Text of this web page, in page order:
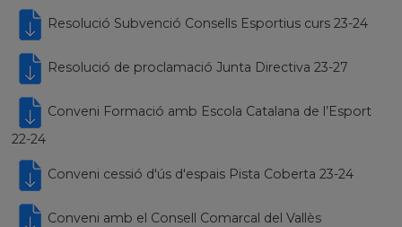
Resolució Subvenció Consells Esportius curs 23-24
Resolució de proclamació Junta Directiva 23-27
Conveni Formació amb Escola Catalana de l’Esport
22-24
Conveni cessió d'ús d'espais Pista Coberta 23-24
Conveni amb el Consell Comarcal del Vallès